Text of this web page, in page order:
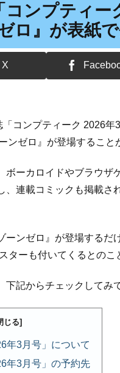
コンプティー
ロ』が表紙で
X
コンプティーク 2026
ンゼロ』が登場すること
ボーカロイドやブラウ
、連載コミックも掲載さ
ーンゼロ』が登場するだ
ターも付いてくるとのこ
記からチェックしてみ
年3月号」について
年3月号」の予約先